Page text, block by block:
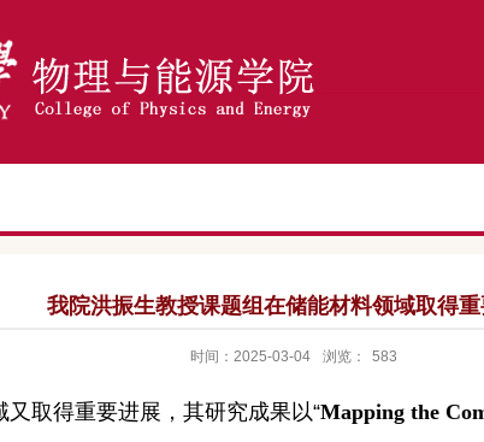
我院洪振生教授课题组在储能材料领域取得
时间：2025-03-04 浏览： 583
取得重要进展，其研究成果以“Mapping the C